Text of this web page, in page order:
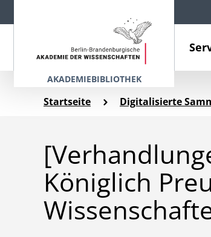
AKADEMIEBIBLIOTHEK
Startseite Digitalisierte
Königlich